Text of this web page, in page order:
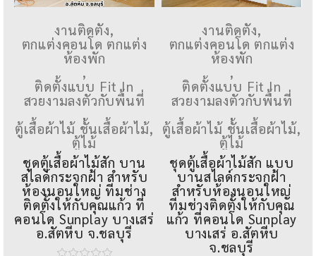
งานติดตั้ง,
ตกแต่งคอนโด ตกแต่ง
ห้องพัก
,
ติดตั้งแบบ Fit In
สวยงามลงตัวกับพื้นที่
,
ตู้เสื้อผ้าไม้ ชั้นเสื้อผ้าไม้,
ตู้ไม้
ชุดตู้เสื้อผ้าไม้สัก บาน
สไลด์กระจกฝ้า สำหรับ
ห้องนอนใหญ่ ทีมช่าง
ติดตั้งให้กับคุณแก้ว ที่
คอนโด Sunplay บางเสร่
อ.สัตหีบ จ.ชลบุรี
งานติดตั้ง,
ตกแต่งคอนโด ตกแต่ง
ห้องพัก
,
ติดตั้งแบบ Fit In
สวยงามลงตัวกับพื้นที่
,
ตู้เสื้อผ้าไม้ ชั้นเสื้อผ้าไม้,
ตู้ไม้
ชุดตู้เสื้อผ้าไม้สัก แบบ
บานสไลด์กระจกฝ้า
สำหรับห้องนอนใหญ่
ทีมช่างติดตั้งให้กับคุณ
แก้ว ที่คอนโด Sunplay
บางเสร่ อ.สัตหีบ
จ.ชลบุรี